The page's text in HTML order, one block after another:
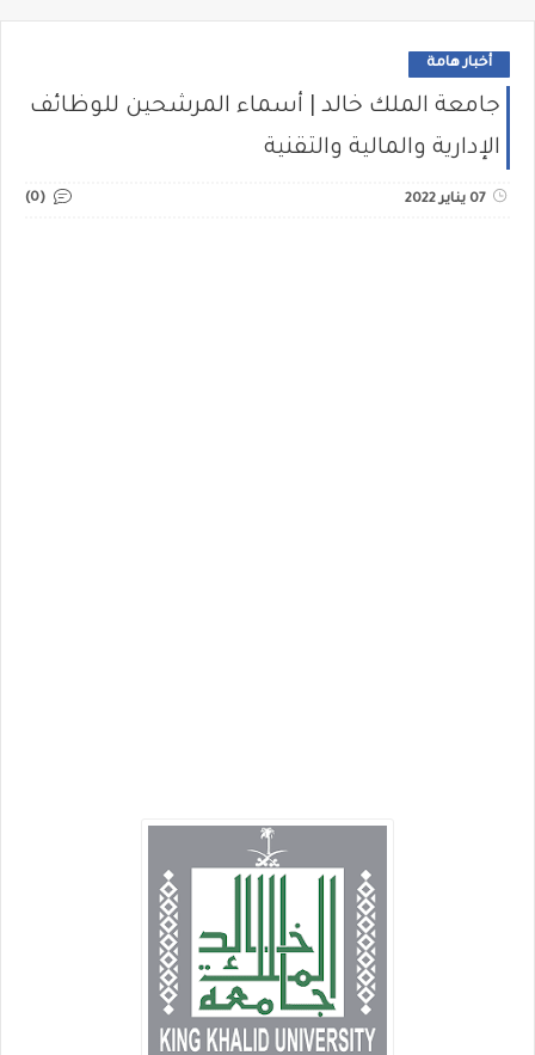
أخبار هامة
جامعة الملك خالد | أسماء المرشحين للوظائف
الإدارية والمالية والتقنية
07 يناير 2022 (0)